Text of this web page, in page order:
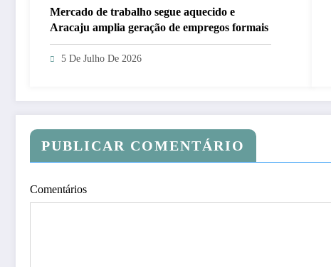
Mercado de trabalho segue aquecido e
Aracaju amplia geração de empregos formais
5 De Julho De 2026
PUBLICAR COMENTÁRIO
Comentários